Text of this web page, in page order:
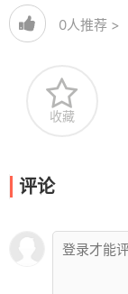
0人推荐 >
收藏
评论